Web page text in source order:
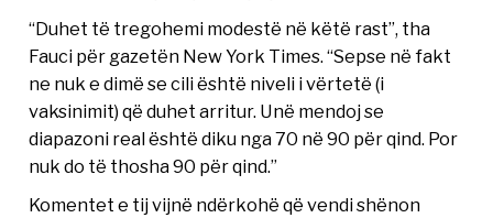
“Duhet të tregohemi modestë në këtë rast”, tha
Fauci për gazetën New York Times. “Sepse në fakt
ne nuk e dimë se cili është niveli i vërtetë (i
vaksinimit) që duhet arritur. Unë mendoj se
diapazoni real është diku nga 70 në 90 për qind. Por
nuk do të thosha 90 për qind.”
Komentet e tij vijnë ndërkohë që vendi shënon